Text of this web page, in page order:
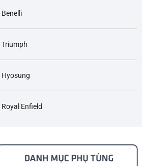
Benelli
Triumph
Hyosung
Royal Enfield